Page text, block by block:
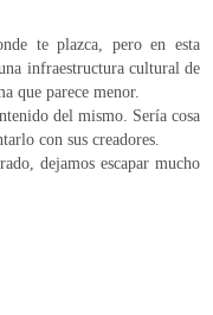
te plazca, pero en esta
infraestructura cultural de
que parece menor.
del mismo. Sería cosa
con sus creadores.
dejamos escapar mucho